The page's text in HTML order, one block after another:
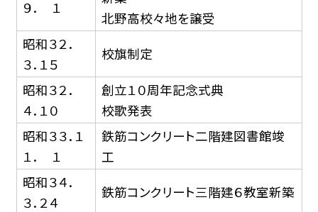
９． １
北野高校々地を譲受
昭和３２．
３．１５
校旗制定
昭和３２．
４．１０
創立１０周年記念式典
校歌発表
昭和３３．１
１． １
鉄筋コンクリート二階建図書館竣
工
昭和３４．
３．２４
鉄筋コンクリート三階建６教室新築